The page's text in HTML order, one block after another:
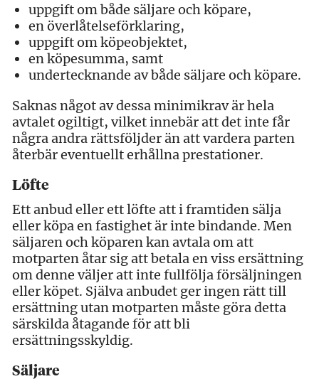
uppgift om både säljare och köpare,
en överlåtelseförklaring,
uppgift om köpeobjektet,
en köpesumma, samt
undertecknande av både säljare och köpare.
Saknas något av dessa minimikrav är hela
avtalet ogiltigt, vilket innebär att det inte får
några andra rättsföljder än att vardera parten
återbär eventuellt erhållna prestationer.
Löfte
Ett anbud eller ett löfte att i framtiden sälja
eller köpa en fastighet är inte bindande. Men
säljaren och köparen kan avtala om att
motparten åtar sig att betala en viss ersättning
om denne väljer att inte fullfölja försäljningen
eller köpet. Själva anbudet ger ingen rätt till
ersättning utan motparten måste göra detta
särskilda åtagande för att bli
ersättningsskyldig.
Säljare